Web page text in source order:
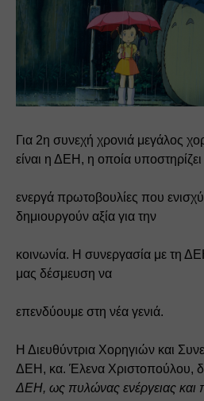
Για 2η συνεχή χρονιά μεγάλος
είναι η ΔΕΗ, η οποία υποστηρίζει
ενεργά πρωτοβουλίες που
δημιουργούν αξία για την
κοινωνία. Η συνεργασία με τη
μας δέσμευση να
επενδύουμε στη νέα γενιά.
Η Διευθύντρια Χορηγιών και
ΔΕΗ, κα. Έλενα Χριστοπούλου,
ΔΕΗ, ως πυλώνας ενέργειας και